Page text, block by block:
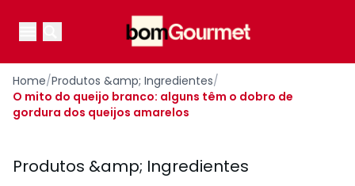
Open main menu
Open main menu
Home/Produtos &amp; Ingredientes/
O mito do queijo branco: alguns têm o dobro de
gordura dos queijos amarelos
Produtos &amp; Ingredientes